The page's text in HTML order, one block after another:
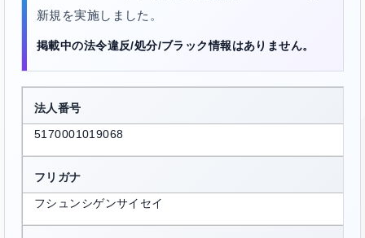
新規を実施しました。
掲載中の法令違反/処分/ブラック情報はありません。
法人番号
5170001019068
フリガナ
フシュンシゲンサイセイ